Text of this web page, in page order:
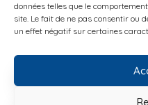
données telles que le
site. Le fait de ne pas consentir ou
un effet négatif sur certaines
Suivez